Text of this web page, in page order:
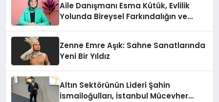
Aile Danışmanı Esma Kütük, Evlilik
Yolunda Bireysel Farkındalığın ve
Zenne Emre Aşık: Sahne Sanatlarında
Yeni Bir Yıldız
Altın Sektörünün Lideri Şahin
İsmailoğulları, İstanbul Mücevher